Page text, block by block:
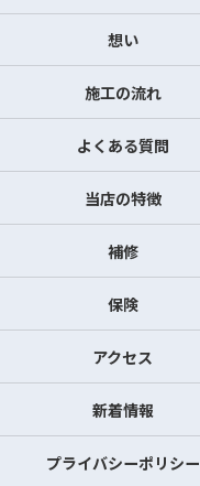
想い
施工の流れ
よくある質問
当店の特徴
補修
保険
アクセス
新着情報
プライバシーポリシー